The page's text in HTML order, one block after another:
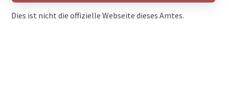
Dies ist nicht die offizielle Webseite dieses Amtes.